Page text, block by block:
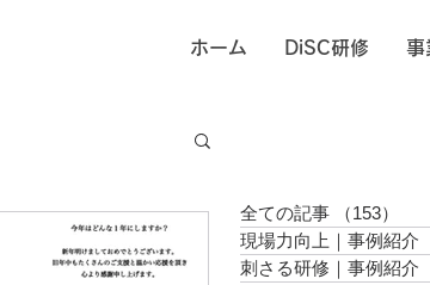
ホーム DiSC研修 事
場力向上｜事例紹介
全ての記事 （153）
現場力向上｜事例紹介
刺さる研修｜事例紹介